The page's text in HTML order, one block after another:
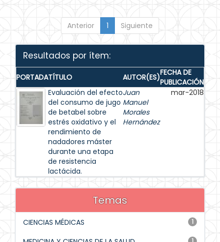
Anterior 1 Siguiente
Resultados por ítem:
PORTADATÍTULO AUTOR(ES)FECHA DE
PUBLICACIÓN
Evaluación del efecto
del consumo de jugo
de betabel sobre
estrés oxidativo y el
rendimiento de
nadadores máster
durante una etapa
de resistencia
lactácida.
Juan
Manuel
Morales
Hernández
mar-2018
Temas
1
CIENCIAS MÉDICAS